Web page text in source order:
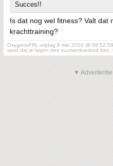
Succes!!
Is dat nog wel fitness? Valt dat
krachttraining?
OxygeneFRL-vrijdag 8 mei 2020 @
weet dat je tegen een vuurwerkverbod ben,
▼